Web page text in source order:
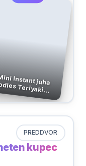
juha Noodles Teriyaki
65 g
PREDDVOR
kupec